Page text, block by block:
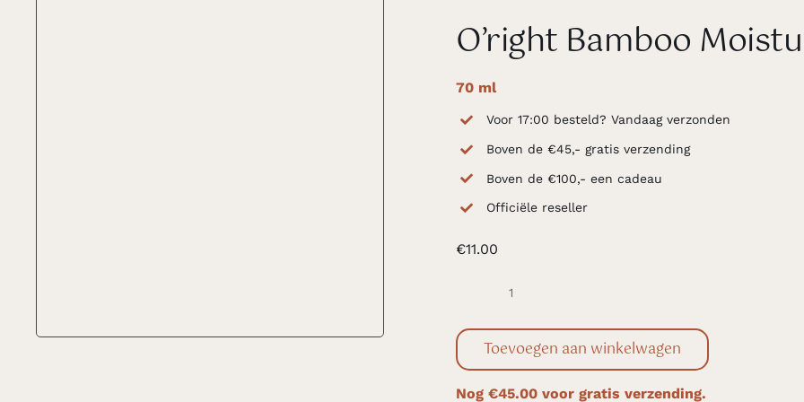
O’right Bamboo
70 ml
Voor 17:00 besteld? Vandaag verzonden
Boven de €45,- gratis verzending
Boven de €100,- een cadeau
Officiële reseller
€11.00
Bamboo
Moisturizing
Toevoegen aan winkelwagen
Nog€45.00 voor gratis verzending.